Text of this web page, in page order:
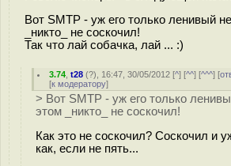
Вот SMTP - уж его только ленивый
_никто_ не соскочил!
Так что лай собачка, лай ... :)
3.74 ,t28 (?), 16:47, 30/05/2012 [^] [^^] [^^^] [
[к модератору]
> Вот SMTP - уж его только
этом _никто_ не соскочил!
Как это не соскочил? Соскочил и
как, если не пять...